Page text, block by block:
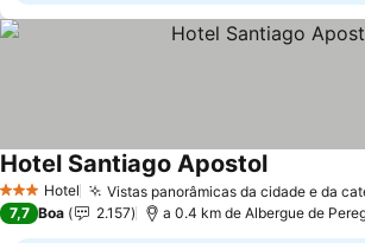
3 EstrelasHotel Vistas panorâmicas da cidade e da
Hotel Santiago Apostol
7,7 Boa 2.157 a 0.4 km de Albergue de